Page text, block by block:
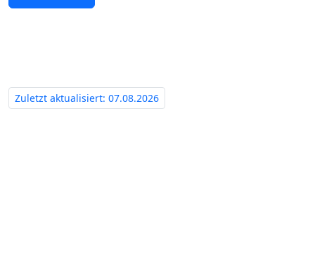
Zuletzt aktualisiert: 07.08.2026